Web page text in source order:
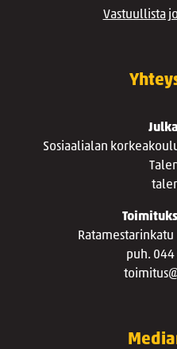
Vastuullista
Sosiaalialan
puh.